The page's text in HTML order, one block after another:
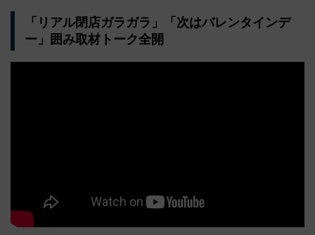
「リアル閉店ガラガラ」「次はバレンタインデ
ー」囲み取材トーク全開